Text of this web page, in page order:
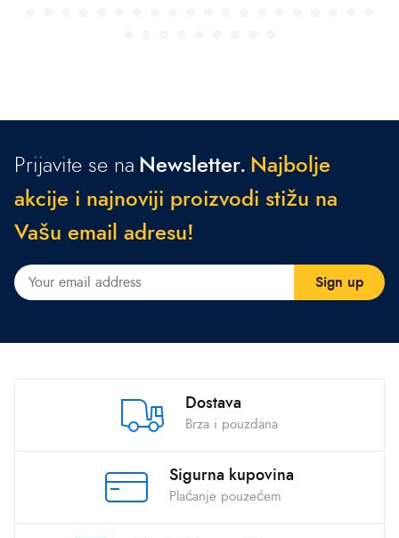
Prijavite se na Newsletter. Naj bo je
a kcije i najnoviji proizvod i stižu na
Vašu emai ad resu!
Dostava
Brza i pouzdana
Sigurna kupovina
Plaćanje pouzećem